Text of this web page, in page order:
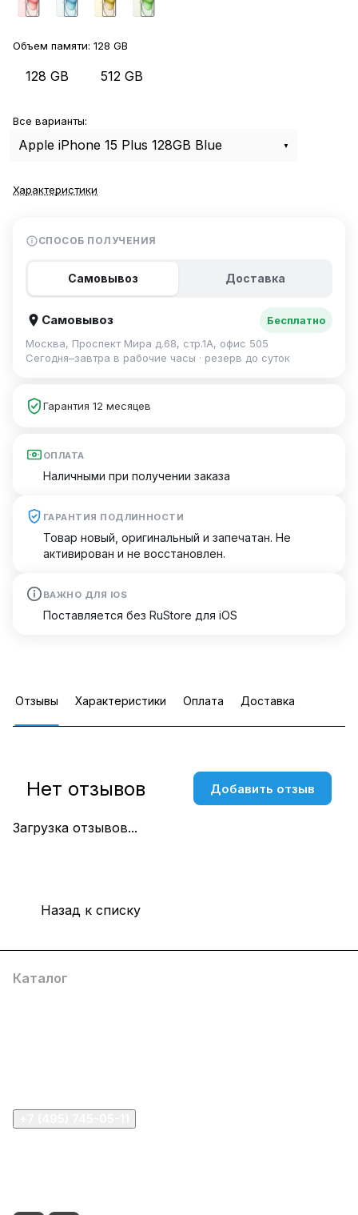
Объем памяти: 128 GB
128 GB 512 GB
Все варианты:
Apple iPhone 15 Plus 128GB Blue
Характеристики
СПОСОБ ПОЛУЧЕНИЯ
Самовывоз Доставка
Самовывоз
Бесплатно
Москва, Проспект Мира д.68, стр.1А, офис 505
Сегодня–завтра в рабочие часы · резерв до суток
Гарантия 12 месяцев
ОПЛАТА
Наличными при получении заказа
ГАРАНТИЯ ПОДЛИННОСТИ
Товар новый, оригинальный и запечатан. Не
активирован и не восстановлен.
ВАЖНО ДЛЯ IOS
Поставляется без RuStore для iOS
Отзывы Характеристики Оплата Доставка
Загрузка отзывов...
Нет отзывов Добавить отзыв
Назад к списку
Каталог